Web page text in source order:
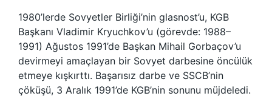
1980’lerde Sovyetler Birliği’nin glasnost’u, KGB
Başkanı Vladimir Kryuchkov’u (görevde: 1988–
1991) Ağustos 1991’de Başkan Mihail Gorbaçov’u
devirmeyi amaçlayan bir Sovyet darbesine öncülük
etmeye kışkırttı. Başarısız darbe ve SSCB’nin
çöküşü, 3 Aralık 1991’de KGB’nin sonunu müjdeledi.